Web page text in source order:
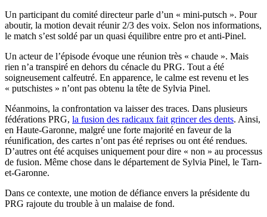
Un participant du comité directeur parle d’un « mini-putsch ». Pour
aboutir, la motion devait réunir 2/3 des voix. Selon nos informations,
le match s’est soldé par un quasi équilibre entre pro et anti-Pinel.
Un acteur de l’épisode évoque une réunion très « chaude ». Mais
rien n’a transpiré en dehors du cénacle du PRG. Tout a été
soigneusement calfeutré. En apparence, le calme est revenu et les
« putschistes » n’ont pas obtenu la tête de Sylvia Pinel.
Néanmoins, la confrontation va laisser des traces. Dans plusieurs
fédérations PRG, la fusion des radicaux fait grincer des dents. Ainsi,
en Haute-Garonne, malgré une forte majorité en faveur de la
réunification, des cartes n’ont pas été reprises ou ont été rendues.
D’autres ont été acquises uniquement pour dire « non » au processus
de fusion. Même chose dans le département de Sylvia Pinel, le Tarn-
et-Garonne.
Dans ce contexte, une motion de défiance envers la présidente du
PRG rajoute du trouble à un malaise de fond.